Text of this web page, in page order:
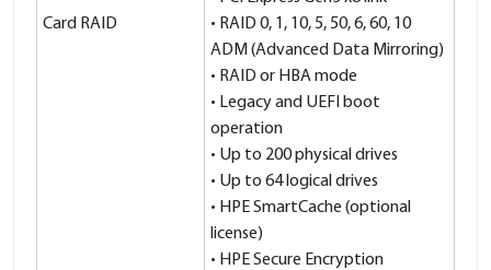
Card RAID
• RAID 0, 1, 10, 5, 50, 6, 60, 10
ADM (Advanced Data Mirroring)
• RAID or HBA mode
• Legacy and UEFI boot
operation
• Up to 200 physical drives
• Up to 64 logical drives
• HPE SmartCache (optional
license)
• HPE Secure Encryption